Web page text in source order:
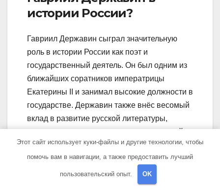
истории России?
Гавриил Державин сыграл значительную
роль в истории России как поэт и
государственный деятель. Он был одним из
ближайших соратников императрицы
Екатерины II и занимал высокие должности в
государстве. Державин также внёс весомый
вклад в развитие русской литературы,
создавая творчество, которое стало вехой в
развитии русской поэзии.
Этот сайт использует куки-файлы и другие технологии, чтобы
помочь вам в навигации, а также предоставить лучший
пользовательский опыт. OK